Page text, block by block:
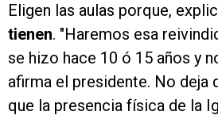
Eligen las aulas porque,
tienen. "Haremos esa
se hizo hace 10 ó 15 años y
afirma el presidente. No deja
que la presencia física de la